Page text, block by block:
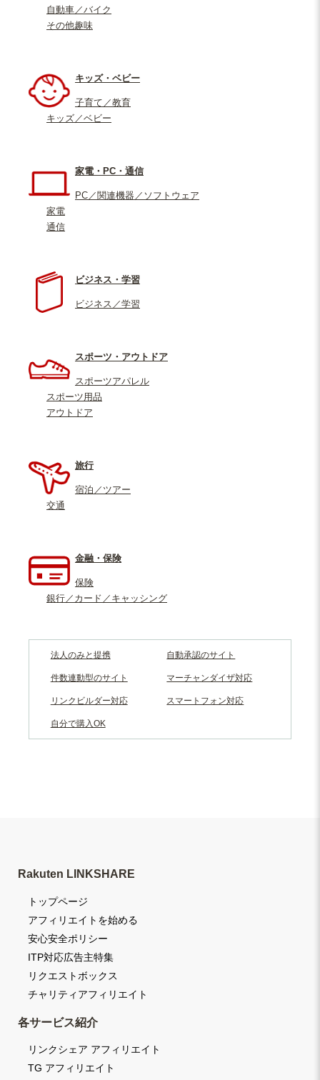
自動車／バイク
その他趣味
キッズ・ベビー
子育て／教育
キッズ／ベビー
家電・PC・通信
PC／関連機器／ソフトウェア
家電
通信
ビジネス・学習
ビジネス／学習
スポーツ・アウトドア
スポーツアパレル
スポーツ用品
アウトドア
旅行
宿泊／ツアー
交通
金融・保険
保険
銀行／カード／キャッシング
法人のみと提携 自動承認のサイト
件数連動型のサイト マーチャンダイザ対応
リンクビルダー対応 スマートフォン対応
自分で購入OK
Rakuten LINKSHARE
トップページ
アフィリエイトを始める
安心安全ポリシー
ITP対応広告主特集
リクエストボックス
チャリティアフィリエイト
各サービス紹介
リンクシェア アフィリエイト
TG アフィリエイト